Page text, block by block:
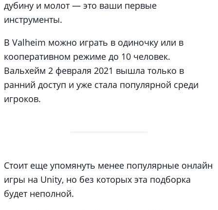
дубину и молот — это ваши первые
инструменты.
В Valheim можно играть в одиночку или в
кооперативном режиме до 10 человек.
Вальхейм 2 февраля 2021 вышла только в
ранний доступ и уже стала популярной среди
игроков.
Стоит еще упомянуть менее популярные онлайн
игры на Unity, но без которых эта подборка
будет неполной.